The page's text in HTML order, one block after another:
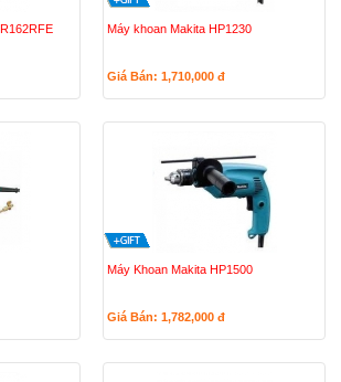
Máy khoan Makita HP1230
Giá Bán: 1,710,000 đ
Máy Khoan Makita HP1500
Giá Bán: 1,782,000 đ